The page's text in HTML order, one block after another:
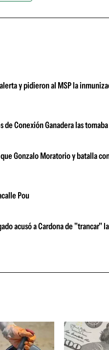
y pidieron al MSP la
Conexión Ganadera las tomaba
Gonzalo Moratorio y batalla
Pou
acusó a Cardona de "trancar"